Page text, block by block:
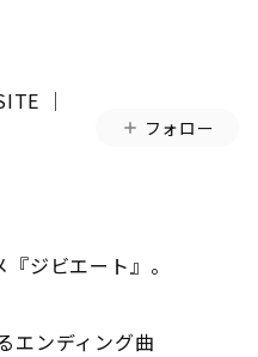
│
フォロー
ジビエート』。
エンディング曲